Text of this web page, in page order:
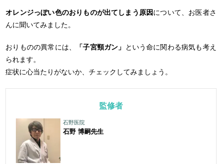
オレンジっぽい色のおりものが出てしまう原因について、お医者さ
んに聞いてみました。
おりものの異常には、 「子宮頸ガン」
という命に関わる病気も考え
られます。
症状に心当たりがないか、チェックしてみましょう。
監修者
石野医院
石野 博嗣先生